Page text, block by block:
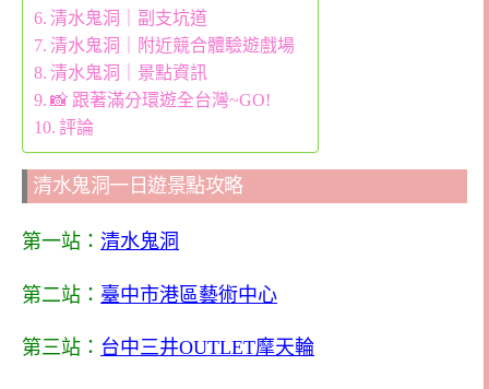
清水鬼洞｜副支坑道
清水鬼洞｜附近競合體驗遊戲場
清水鬼洞｜景點資訊
📸 跟著滿分環遊全台灣~GO!
評論
清水鬼洞一日遊景點攻略
第一站： 清水鬼洞
第二站： 臺中市港區藝術中心
第三站： 台中三井OUTLET摩天輪